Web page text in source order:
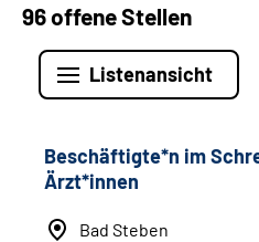
96 offene Stellen
Listenansicht
Beschäftigte*n im
Ärzt*innen
Bad Steben